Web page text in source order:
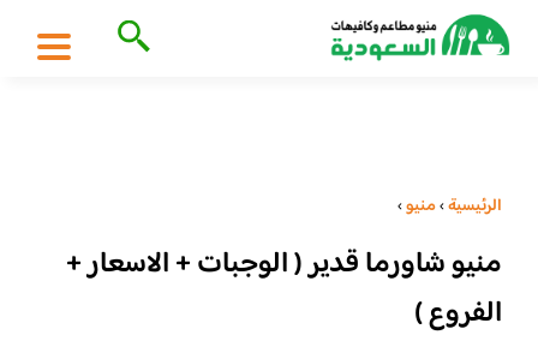
الرئيسية›منيو›
منيو شاورما قدير ( الوجبات + الاسعار +
الفروع )